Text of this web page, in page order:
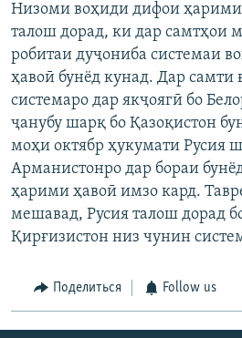
Низоми воҳиди дифои
талош дорад, ки дар самтҳои
робитаи дуҷониба системаи
ҳавоӣ бунёд кунад. Дар самти
системаро дар якҷоягӣ бо
ҷанубу шарқ бо Қазоқистон
моҳи октябр ҳукумати Русия
Арманистонро дар бораи
ҳарими ҳавоӣ имзо кард.
мешавад, Русия талош дорад
Қирғизистон низ чунин
Поделиться Follow us